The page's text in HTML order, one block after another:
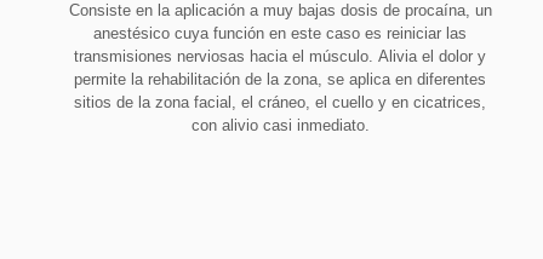
Consiste en la aplicación a muy bajas dosis de procaína, un
anestésico cuya función en este caso es reiniciar las
transmisiones nerviosas hacia el músculo. Alivia el dolor y
permite la rehabilitación de la zona, se aplica en diferentes
sitios de la zona facial, el cráneo, el cuello y en cicatrices,
con alivio casi inmediato.